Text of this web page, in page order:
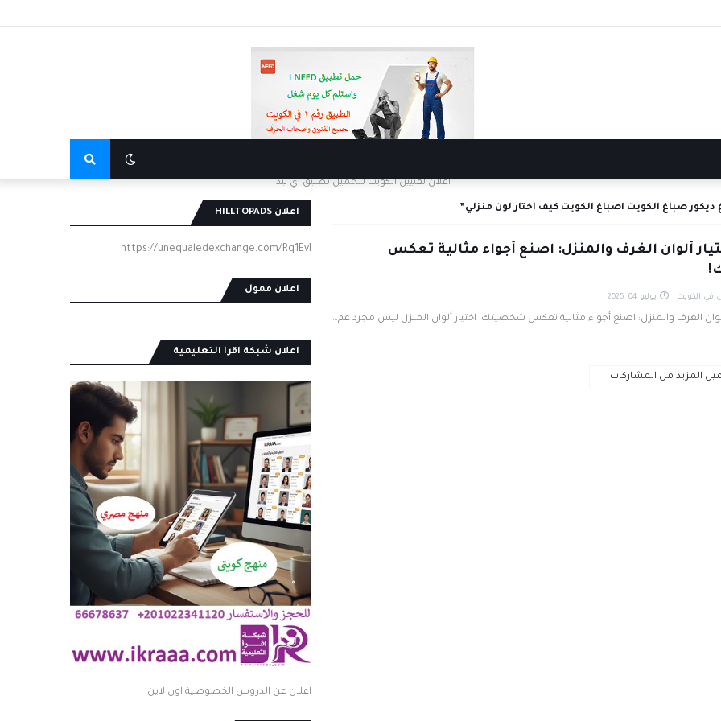
اعلان لفنيين الكويت لتحميل تطبيق اي نيد
ديكور صباغ الكويت اصباغ الكويت كيف اختار لون منزلي
ألوان الغرف والمنزل: اصنع أجواء مثالية تعكس
في الكويت يوليو 04, 2025
ألوان الغرف والمنزل: اصنع أجواء مثالية تعكس شخصيتك! اختيار ألوان المنزل ليس مجرد عم…
المزيد من المشاركات
اعلان HILLTOPADS
https://unequaledexchange.com/Rq1EvI
اعلان ممول
اعلان شبكة اقرا التعليمية
اعلان عن الدروس الخصوصية اون لاين